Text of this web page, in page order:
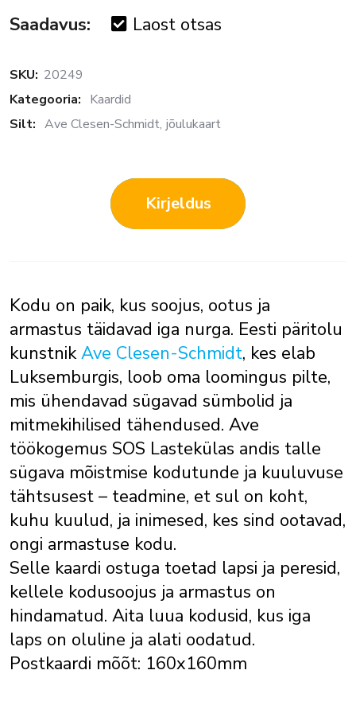
Saadavus:
Laost otsas
SKU: 20249
Kategooria: Kaardid
Silt: Ave Clesen-Schmidt jõulukaart
Kirjeldus
Kodu on paik, kus soojus, ootus ja
armastus täidavad iga nurga. Eesti päritolu
kunstnikAve Clesen-Schmidt, kes elab
Luksemburgis, loob oma loomingus pilte,
mis ühendavad sügavad sümbolid ja
mitmekihilised tähendused. Ave
töökogemus SOS Lastekülas andis talle
sügava mõistmise kodutunde ja kuuluvuse
tähtsusest – teadmine, et sul on koht,
kuhu kuulud, ja inimesed, kes sind ootavad,
ongi armastuse kodu.
Selle kaardi ostuga toetad lapsi ja peresid,
kellele kodusoojus ja armastus on
hindamatud. Aita luua kodusid, kus iga
laps on oluline ja alati oodatud.
Postkaardi mõõt: 160x160mm